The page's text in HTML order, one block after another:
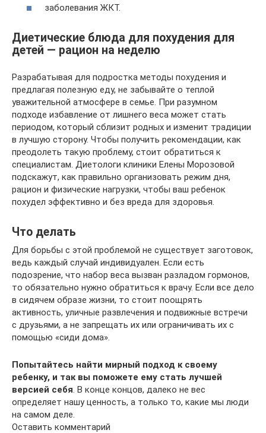
заболевания ЖКТ.
Диетические блюда для похудения для
детей — рацион на неделю
Разрабатывая для подростка методы похудения и
предлагая полезную еду, не забывайте о теплой
уважительной атмосфере в семье. При разумном
подходе избавление от лишнего веса может стать
периодом, который сблизит родных и изменит традиции
в лучшую сторону. Чтобы получить рекомендации, как
преодолеть такую проблему, стоит обратиться к
специалистам. Диетологи клиники Елены Морозовой
подскажут, как правильно организовать режим дня,
рацион и физические нагрузки, чтобы ваш ребенок
похудел эффективно и без вреда для здоровья.
Что делать
Для борьбы с этой проблемой не существует заготовок,
ведь каждый случай индивидуален. Если есть
подозрение, что набор веса вызван разладом гормонов,
то обязательно нужно обратиться к врачу. Если все дело
в сидячем образе жизни, то стоит поощрять
активность, уличные развлечения и подвижные встречи
с друзьями, а не запрещать их или ограничивать их с
помощью «сиди дома».
Попытайтесь найти мирный подход к своему
ребенку, и так вы поможете ему стать лучшей
версией себя. В конце концов, далеко не вес
определяет нашу ценность, а только то, какие мы люди
на самом деле.
Оставить комментарий